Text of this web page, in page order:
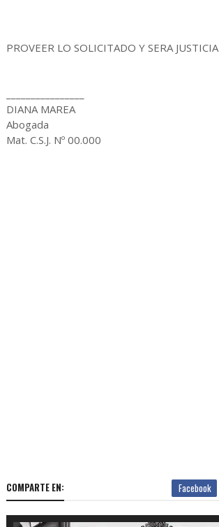
PROVEER LO SOLICITADO Y SERA JUSTICIA
DIANA MAREA
Abogada
Mat. C.S.J. Nº 00.000
COMPARTE EN: Facebook